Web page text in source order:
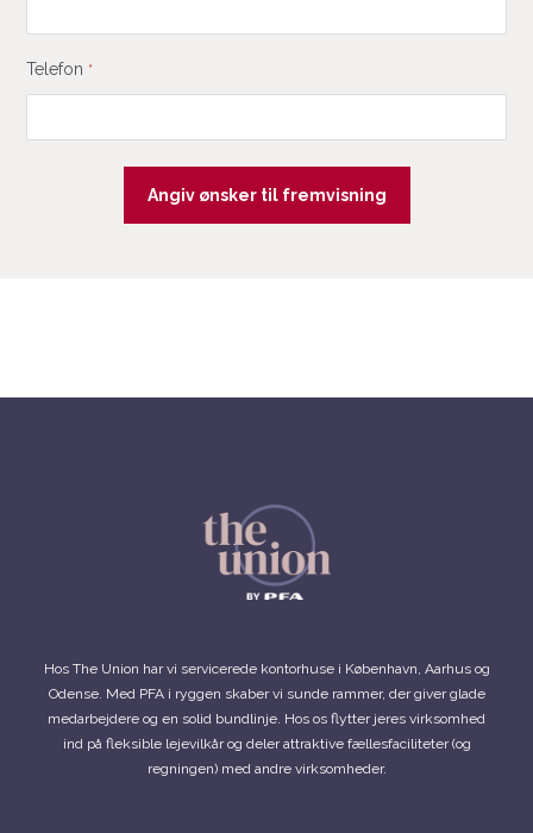
Telefon *
Hos The Union har vi servicerede kontorhuse i København, Aarhus og
Odense. Med PFA i ryggen skaber vi sunde rammer, der giver glade
medarbejdere og en solid bundlinje. Hos os flytter jeres virksomhed
ind på fleksible lejevilkår og deler attraktive fællesfaciliteter (og
regningen) med andre virksomheder.